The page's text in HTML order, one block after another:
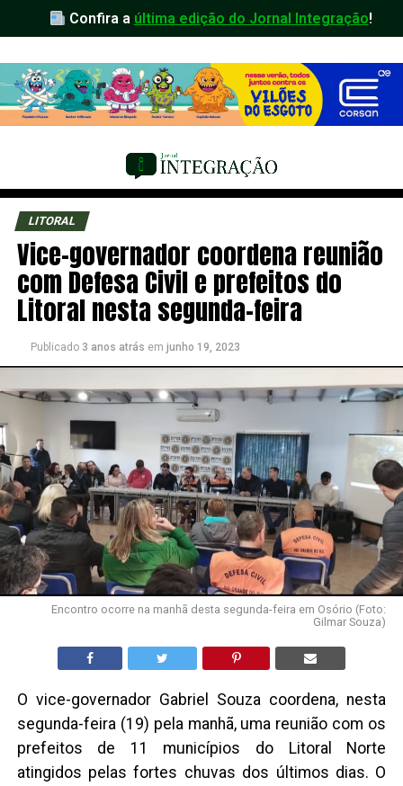
Confira a última edição do Jornal Integração!
LITORAL
Vice-governador coordena reunião
com Defesa Civil e prefeitos do
Litoral nesta segunda-feira
Publicado 3 anos atrás em junho 19, 2023
Encontro ocorre na manhã desta segunda-feira em Osório (Foto:
Gilmar Souza)
O vice-governador Gabriel Souza coordena, nesta
segunda-feira (19) pela manhã, uma reunião com os
prefeitos de 11 municípios do Litoral Norte
atingidos pelas fortes chuvas dos últimos dias. O